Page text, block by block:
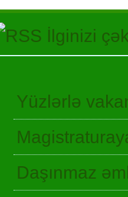
İlginizi
Yüzlərlə
Daşınmaz